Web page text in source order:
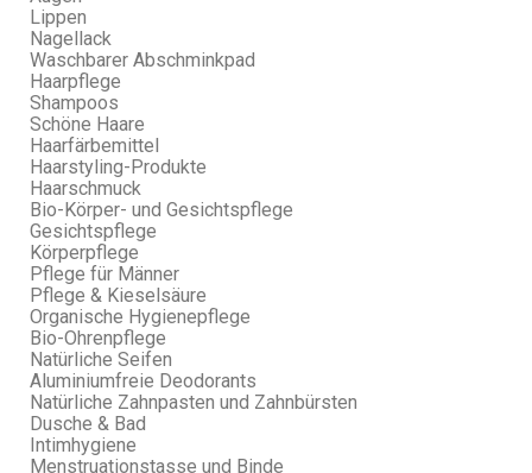
Lippen
Nagellack
Waschbarer Abschminkpad
Haarpflege
Shampoos
Schöne Haare
Haarfärbemittel
Haarstyling-Produkte
Haarschmuck
Bio-Körper- und Gesichtspflege
Gesichtspflege
Körperpflege
Pflege für Männer
Pflege & Kieselsäure
Organische Hygienepflege
Bio-Ohrenpflege
Natürliche Seifen
Aluminiumfreie Deodorants
Natürliche Zahnpasten und Zahnbürsten
Dusche & Bad
Intimhygiene
Menstruationstasse und Binde